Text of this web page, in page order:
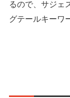
るので、サジェ
グテールキーワ